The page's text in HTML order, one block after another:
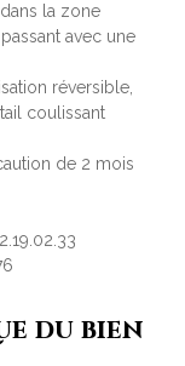
la zone
avec une
réversible,
coulissant
de 2 mois
du bien